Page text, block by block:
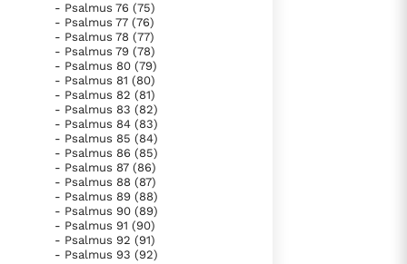
- Psalmus 76 (75)
- Psalmus 77 (76)
- Psalmus 78 (77)
- Psalmus 79 (78)
- Psalmus 80 (79)
- Psalmus 81 (80)
- Psalmus 82 (81)
- Psalmus 83 (82)
- Psalmus 84 (83)
- Psalmus 85 (84)
- Psalmus 86 (85)
- Psalmus 87 (86)
- Psalmus 88 (87)
- Psalmus 89 (88)
- Psalmus 90 (89)
- Psalmus 91 (90)
- Psalmus 92 (91)
- Psalmus 93 (92)